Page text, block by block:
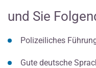
und Sie
Polizeiliches
Gute deutsche